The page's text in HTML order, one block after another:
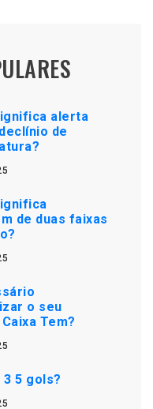
alerta
de
de duas faixas
o seu
Tem?
3 5 gols?